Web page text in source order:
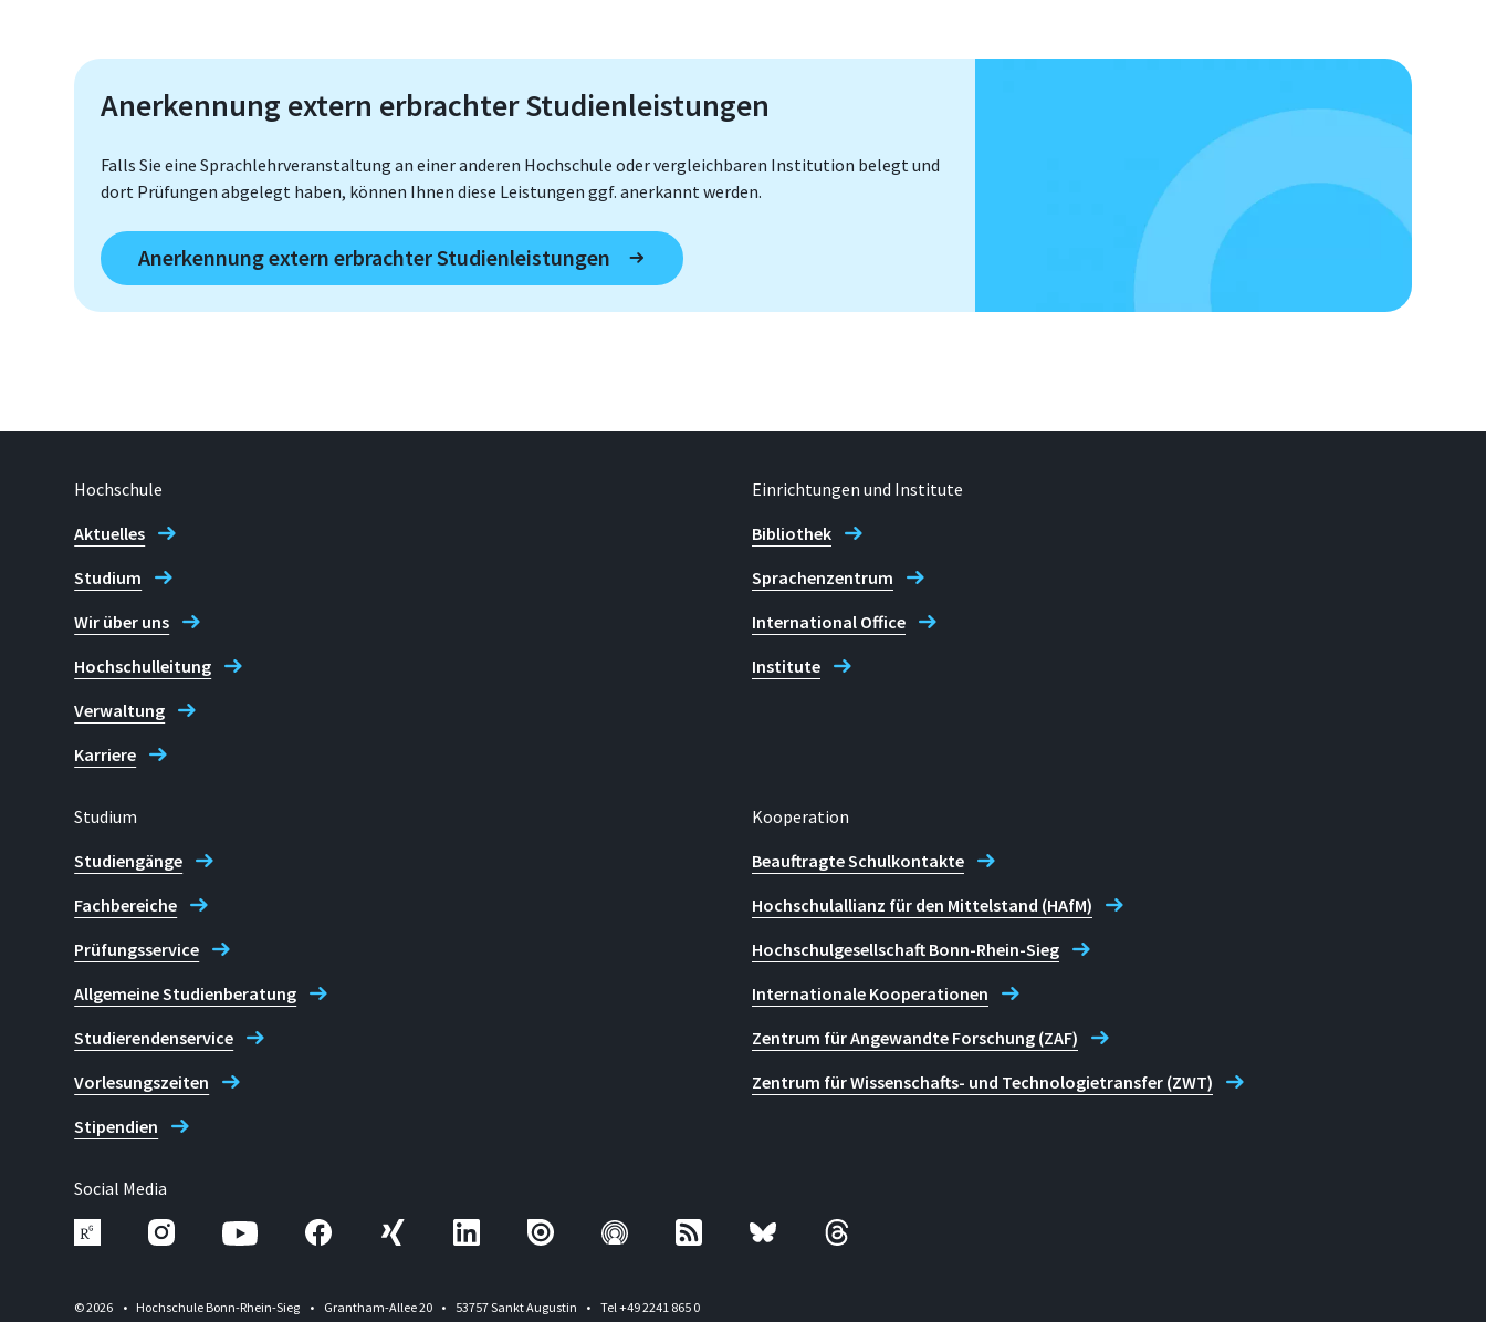
Anerkennung extern erbrachter Studienleistungen
Falls Sie eine Sprachlehrveranstaltung an einer anderen Hochschule oder vergleichbaren Institution belegt und
dort Prüfungen abgelegt haben, können Ihnen diese Leistungen ggf. anerkannt werden.
Anerkennung extern erbrachter Studienleistungen
Hochschule
Aktuelles
Studium
Wir über uns
Hochschulleitung
Verwaltung
Karriere
Einrichtungen und Institute
Bibliothek
Sprachenzentrum
International Office
Institute
Studium
Studiengänge
Fachbereiche
Prüfungsservice
Allgemeine Studienberatung
Studierendenservice
Vorlesungszeiten
Stipendien
Kooperation
Beauftragte Schulkontakte
Hochschulallianz für den Mittelstand (HAfM)
Hochschulgesellschaft Bonn-Rhein-Sieg
Internationale Kooperationen
Zentrum für Angewandte Forschung (ZAF)
Zentrum für Wissenschafts- und Technologietransfer (ZWT)
Social Media
© 2026 Hochschule Bonn-Rhein-Sieg Grantham-Allee 20 53757 Sankt Augustin Tel +49 2241 865 0